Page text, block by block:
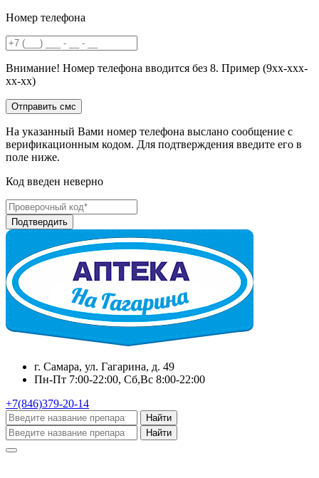
Номер телефона
Внимание! Номер телефона вводится без 8. Пример (9хх-ххх-
хх-хх)
На указанный Вами номер телефона выслано сообщение с
верификационным кодом. Для подтверждения введите его в
поле ниже.
Код введен неверно
г. Самара, ул. Гагарина, д. 49
Пн-Пт 7:00-22:00, Сб,Вс 8:00-22:00
+7(846)379-20-14
Найти
Найти